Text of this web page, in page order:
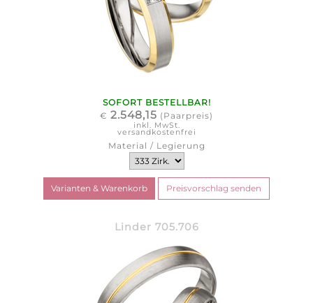
SOFORT BESTELLBAR!
€ 2.548,15 (Paarpreis)
inkl. MwSt.
versandkostenfrei
Material / Legierung
Linder 705.706